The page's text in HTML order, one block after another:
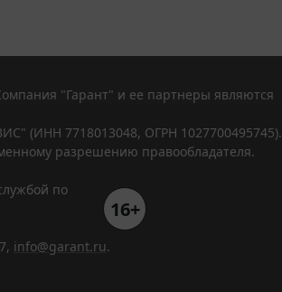
"Гарант" и ее партнеры являются
(ИНН 7718013048, ОГРН 1027700495745).
разрешению правообладателя.
по
16+
info@garant.ru.